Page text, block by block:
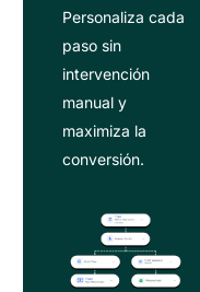
Personaliza cada
paso sin
intervención
manual y
maximiza la
conversión.